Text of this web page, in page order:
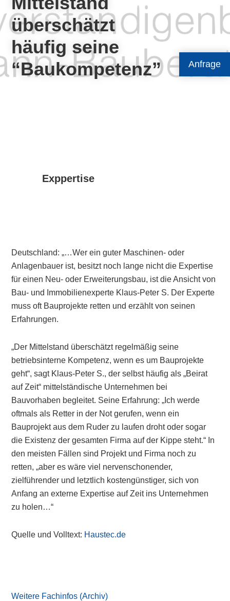
Anfrage
überschätzt
häufig seine
“Baukompetenz”
Exppertise
Deutschland: „…Wer ein guter Maschinen- oder
Anlagen­bauer ist, besitzt noch lange nicht die Expertise
für einen Neu- oder Erweiterungsbau, ist die Ansicht von
Bau- und Immobilienexperte Klaus-Peter S. Der Experte
muss oft Bauprojekte retten und erzählt von seinen
Erfahrungen.
„Der Mittelstand überschätzt regelmäßig seine
betriebsinterne Kompetenz, wenn es um Bauprojekte
geht“, sagt Klaus-Peter S., der selbst häufig als „Beirat
auf Zeit“ mittelständische Unternehmen bei
Bauvorhaben begleitet. Seine Erfahrung: „Ich werde
oftmals als Retter in der Not gerufen, wenn ein
Bauprojekt aus dem Ruder zu laufen droht oder sogar
die Existenz der gesamten Firma auf der Kippe steht.“ In
den meisten Fällen sind Projekt und Firma noch zu
retten, „aber es wäre viel nervenschonender,
zielführender und letztlich kostengünstiger, sich von
Anfang an externe Expertise auf Zeit ins Unternehmen
zu holen…“
Quelle und Volltext: Haustec.de
Weitere Fachinfos (Archiv)